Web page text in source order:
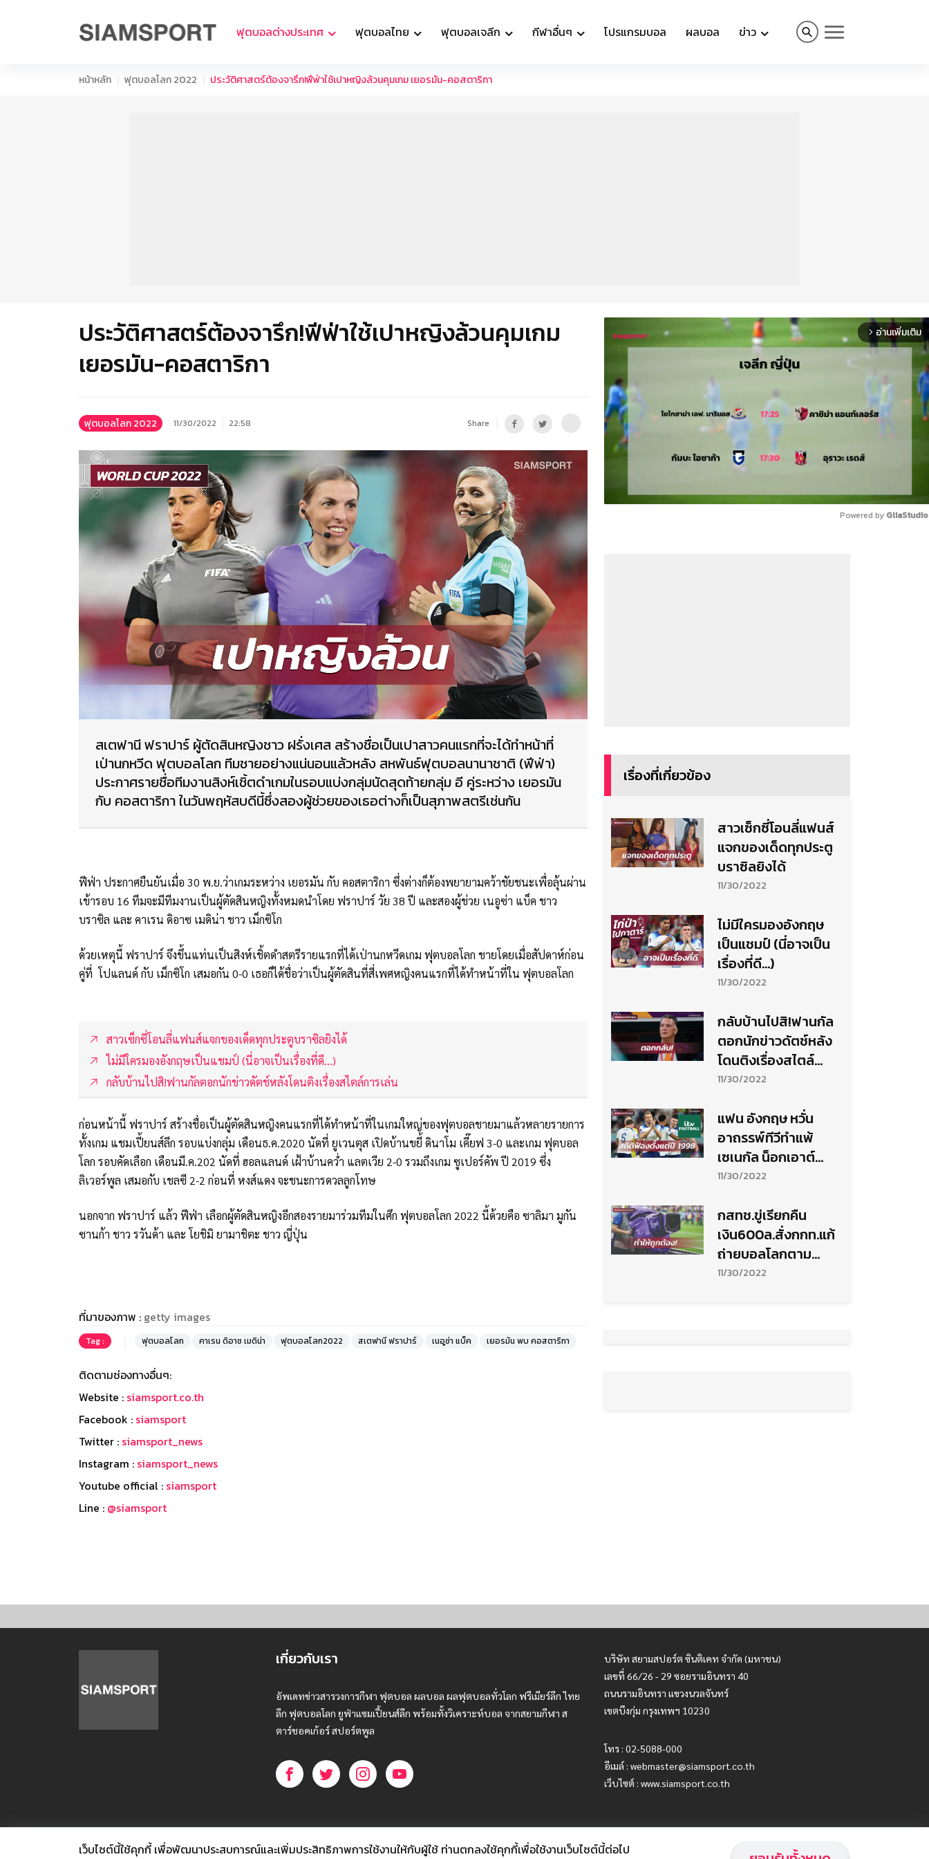
ฟุตบอลต่างประเทศ ฟุตบอลไทย ฟุตบอลเจลีก กีฬาอื่นๆ โปรแกรมบอล ผลบอล ข่าว
หน้าหลัก ฟุตบอลโลก 2022 ประวัติศาสตร์ต้องจารึก!ฟีฟ่าใช้เปาหญิงล้วนคุมเกม เยอรมัน-คอสตาริกา
ประวัติศาสตร์ต้องจารึก!ฟีฟ่าใช้เปาหญิงล้วนคุมเกม
เยอรมัน-คอสตาริกา
ฟุตบอลโลก 2022 11/30/2022 22:58 Share
สเตฟานี ฟราปาร์ ผู้ตัดสินหญิงชาว ฝรั่งเศส สร้างชื่อเป็นเปาสาวคนแรกที่จะได้ทำหน้าที่
เป่านกหวีด ฟุตบอลโลก ทีมชายอย่างแน่นอนแล้วหลัง สหพันธ์ฟุตบอลนานาชาติ (ฟีฟ่า)
ประกาศรายชื่อทีมงานสิงห์เชิ้ตดำเกมในรอบแบ่งกลุ่มนัดสุดท้ายกลุ่ม อี คู่ระหว่าง เยอรมัน
กับ คอสตาริกา ในวันพฤหัสบดีนี้ซึ่งสองผู้ช่วยของเธอต่างก็เป็นสุภาพสตรีเช่นกัน
ฟีฟ่า ประกาศยืนยันเมื่อ 30 พ.ย.ว่าเกมระหว่าง เยอรมัน กับ คอสตาริกา ซึ่งต่างก็ต้องพยายามคว้าชัยชนะเพื่อลุ้นผ่าน
เข้ารอบ 16 ทีมจะมีทีมงานเป็นผู้ตัดสินหญิงทั้งหมดนำโดย ฟราปาร์ วัย 38 ปี และสองผู้ช่วย เนอูซ่า แบ็ค ชาว
บราซิล และ คาเรน ดิอาซ เมดิน่า ชาว เม็กซิโก
ด้วยเหตุนี้ ฟราปาร์ จึงขึ้นแท่นเป็นสิงห์เชิ้ตดำสตรีรายแรกที่ได้เป่านกหวีดเกม ฟุตบอลโลก ชายโดยเมื่อสัปดาห์ก่อน
คู่ที่ โปแลนด์ กับ เม็กซิโก เสมอกัน 0-0 เธอก็ได้ชื่อว่าเป็นผู้ตัดสินที่สี่เพศหญิงคนแรกที่ได้ทำหน้าที่ใน ฟุตบอลโลก
สาวเซ็กซี่โอนลี่แฟนส์แจกของเด็ดทุกประตูบราซิลยิงได้
ไม่มีใครมองอังกฤษเป็นแชมป์ (นี่อาจเป็นเรื่องที่ดี...)
กลับบ้านไปสิ!ฟานกัลตอกนักข่าวดัตช์หลังโดนติงเรื่องสไตล์การเล่น
ก่อนหน้านี้ ฟราปาร์ สร้างชื่อเป็นผู้ตัดสินหญิงคนแรกที่ได้ทำหน้าที่ในเกมใหญ่ของฟุตบอลชายมาแล้วหลายรายการ
ทั้งเกม แชมเปี้ยนส์ลีก รอบแบ่งกลุ่ม เดือนธ.ค.2020 นัดที่ ยูเวนตุส เปิดบ้านขยี้ ดินาโม เคี๊ยฟ 3-0 และเกม ฟุตบอล
โลก รอบคัดเลือก เดือนมี.ค.202 นัดที่ ฮอลแลนด์ เฝ้าบ้านคว่ำ แลตเวีย 2-0 รวมถึงเกม ซูเปอร์คัพ ปี 2019 ซึ่ง
ลิเวอร์พูล เสมอกับ เชลซี 2-2 ก่อนที่ หงส์แดง จะชนะการดวลลูกโทษ
นอกจาก ฟราปาร์ แล้ว ฟีฟ่า เลือกผู้ตัดสินหญิงอีกสองรายมาร่วมทีมในศึก ฟุตบอลโลก 2022 นี้ด้วยคือ ซาลิมา มูกัน
ซานก้า ชาว รวันด้า และ โยชิมิ ยามาชิตะ ชาว ญี่ปุ่น
ที่มาของภาพ : getty images
Tag : ฟุตบอลโลก คาเรน ดิอาซ เมดิน่า ฟุตบอลโลก2022 สเตฟานี ฟราปาร์ เนอูซ่า แบ็ค เยอรมัน พบ คอสตาริกา
ติดตามช่องทางอื่นๆ:
Website : siamsport.co.th
Facebook : siamsport
Twitter : siamsport_news
Instagram : siamsport_news
Youtube official : siamsport
Line : @siamsport
arrow_forward_ios อ่านเพิ่มเติม
Powered by
เรื่องที่เกี่ยวข้อง
สาวเซ็กซี่โอนลี่แฟนส์
แจกของเด็ดทุกประตู
บราซิลยิงได้
11/30/2022
ไม่มีใครมองอังกฤษ
เป็นแชมป์ (นี่อาจเป็น
เรื่องที่ดี...)
11/30/2022
กลับบ้านไปสิ!ฟานกัล
ตอกนักข่าวดัตช์หลัง
โดนติงเรื่องสไตล์
การเล่น
11/30/2022
แฟน อังกฤษ หวั่น
อาถรรพ์ทีวีทำแพ้
เซเนกัล น็อกเอาต์
บอลโลก
11/30/2022
กสทช.ขู่เรียกคืน
เงิน600ล.สั่งกกท.แก้
ถ่ายบอลโลกตาม
หลักเกณฑ์
11/30/2022
เกี่ยวกับเรา
อัพเดทข่าวสารวงการกีฬา ฟุตบอล ผลบอล ผลฟุตบอลทั่วโลก ฟรีเมียร์ลีก ไทย
ลีก ฟุตบอลโลก ยูฟ่าแซมเปี้ยนส์ลีก พร้อมทั้งวิเคราะห์บอล จากสยามกีฬา ส
ตาร์ชอคเก้อร์ สปอร์ตพูล
บริษัท สยามสปอร์ต ซินติเคท จำกัด (มหาชน)
เลขที่ 66/26 - 29 ซอยรามอินทรา 40
ถนนรามอินทรา แขวงนวลจันทร์
เขตบึงกุ่ม กรุงเทพฯ 10230
โทร : 02-5088-000
อีเมล์ : webmaster@siamsport.co.th
เว็บไซต์ : www.siamsport.co.th
เว็บไซต์นี้ใช้คุกกี้เพื่อพัฒนาประสบการณ์และเพิ่มประสิทธิภาพการใช้งานให้กับผู้ใช้ ท่านตกลงใช้คุกกี้เพื่อใช้งานเว็บไซต์นี้ต่อไป